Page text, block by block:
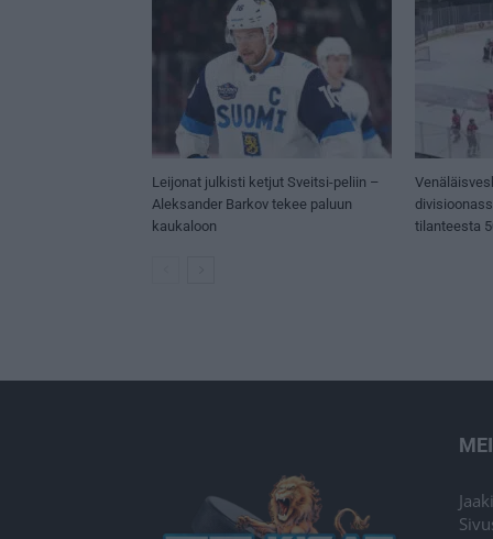
Leijonat julkisti ketjut Sveitsi-peliin –
Aleksander Barkov tekee paluun
kaukaloon
tilanteesta